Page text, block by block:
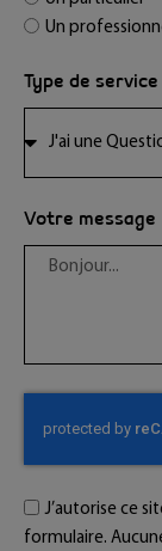
Un
Type de service
Votre message
J’autorise ce
formulaire.